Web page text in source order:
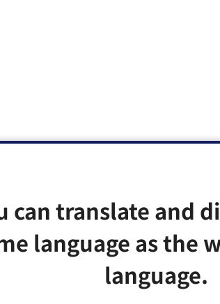
can translate and
language as the
language.